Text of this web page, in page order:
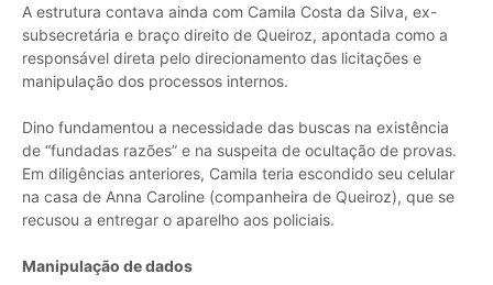
A estrutura contava ainda com Camila Costa da Silva, ex-
subsecretária e braço direito de Queiroz, apontada como a
responsável direta pelo direcionamento das licitações e
manipulação dos processos internos.
Dino fundamentou a necessidade das buscas na existência
de “fundadas razões” e na suspeita de ocultação de provas.
Em diligências anteriores, Camila teria escondido seu celular
na casa de Anna Caroline (companheira de Queiroz), que se
recusou a entregar o aparelho aos policiais.
Manipulação de dados